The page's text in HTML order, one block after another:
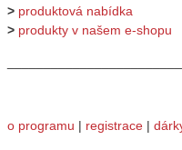
> produktová nabídka
> produkty v našem e-shopu
o programu | registrace |